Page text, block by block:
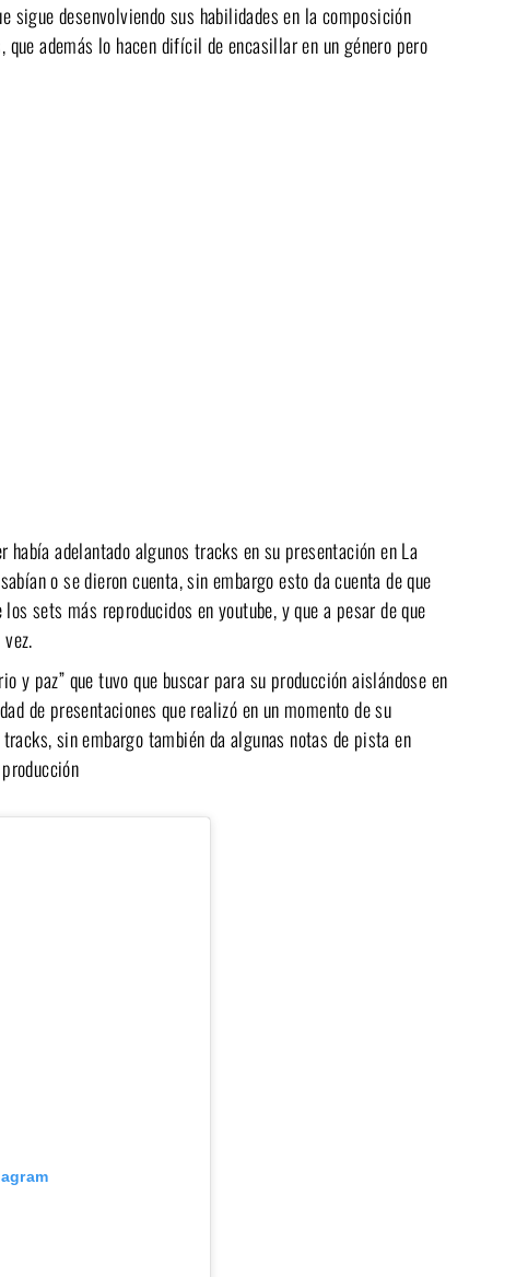
sigue desenvolviendo sus habilidades en la composición
además lo hacen difícil de encasillar en un género pero
había adelantado algunos tracks en su presentación en La
o se dieron cuenta, sin embargo esto da cuenta de que
sets más reproducidos en youtube, y que a pesar de que
y paz” que tuvo que buscar para su producción aislándose en
de presentaciones que realizó en un momento de su
sin embargo también da algunas notas de pista en